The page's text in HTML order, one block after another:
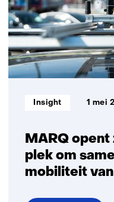
met
DeepScenario
en
TNO’s
StreetWise
MARQ opent
plek om
mobiliteit
Informatietype:
Insight 1 mei